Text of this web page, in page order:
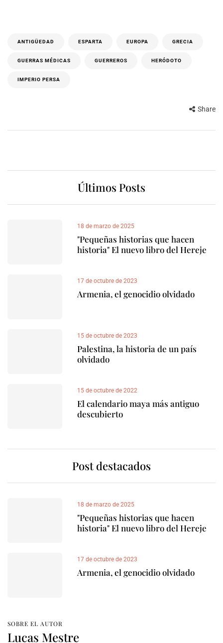
ANTIGÜEDAD ESPARTA EUROPA GRECIA
GUERRAS MÉDICAS GUERREROS HERÓDOTO
IMPERIO PERSA
Share
Últimos Posts
18 de marzo de 2025
"Pequeñas historias que hacen
historia" El nuevo libro del Hereje
17 de octubre de 2023
Armenia, el genocidio olvidado
15 de octubre de 2023
Palestina, la historia de un país
olvidado
15 de octubre de 2022
El calendario maya más antiguo
descubierto
Post destacados
18 de marzo de 2025
"Pequeñas historias que hacen
historia" El nuevo libro del Hereje
17 de octubre de 2023
Armenia, el genocidio olvidado
SOBRE EL AUTOR
Lucas Mestre